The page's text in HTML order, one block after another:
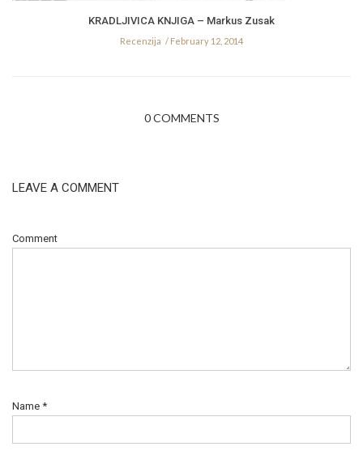
KRADLJIVICA KNJIGA – Markus Zusak
Recenzija February 12, 2014
0 COMMENTS
LEAVE A COMMENT
Comment
Name *